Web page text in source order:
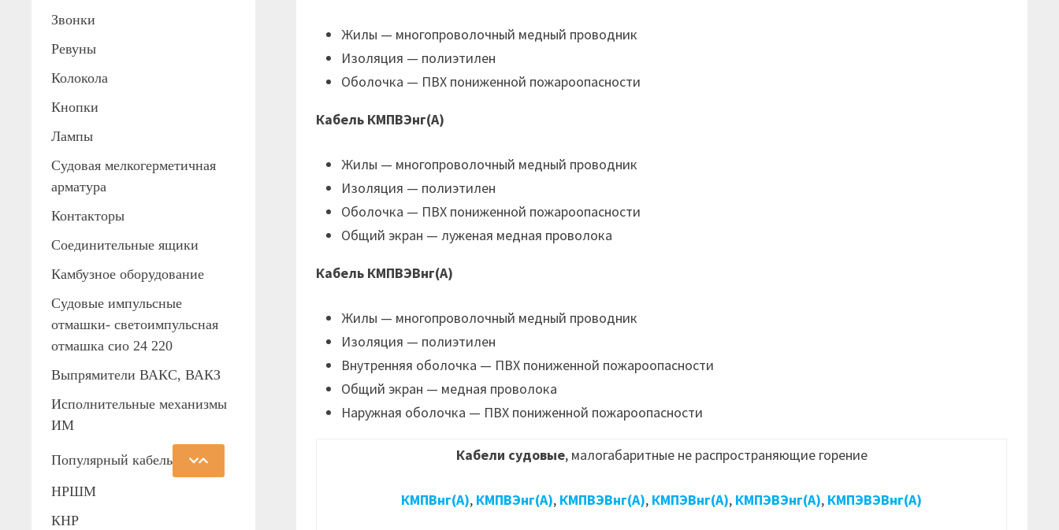
Жилы — многопроволочный медный проводник
Изоляция — полиэтилен
Оболочка — ПВХ пониженной пожароопасности
Кабель КМПВЭнг(А)
Жилы — многопроволочный медный проводник
Изоляция — полиэтилен
Оболочка — ПВХ пониженной пожароопасности
Общий экран — луженая медная проволока
Кабель КМПВЭВнг(А)
Жилы — многопроволочный медный проводник
Изоляция — полиэтилен
Внутренняя оболочка — ПВХ пониженной пожароопасности
Общий экран — медная проволока
Наружная оболочка — ПВХ пониженной пожароопасности
Кабели судовые, малогабаритные не распространяющие горение
КМПВнг(А), КМПВЭнг(А), КМПВЭВнг(А), КМПЭВнг(А), КМПЭВЭнг(А), КМПЭВЭВнг(А)
Звонки
Ревуны
Колокола
Кнопки
Лампы
Судовая мелкогерметичная
арматура
Контакторы
Соединительные ящики
Камбузное оборудование
Судовые импульсные
отмашки- светоимпульсная
отмашка сио 24 220
Выпрямители ВАКС, ВАКЗ
Исполнительные механизмы
ИМ
Популярный кабель
НРШМ
КНР